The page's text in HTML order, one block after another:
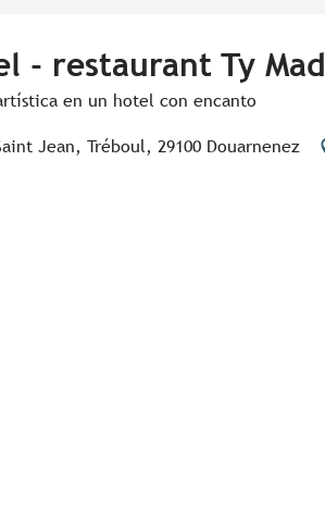
- restaurant Ty Mad
en un hotel con encanto
Jean, Tréboul, 29100 Douarnenez